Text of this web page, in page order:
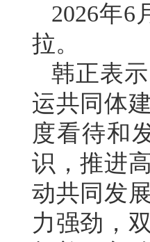
2026年6
拉。
韩正表
运共同体
度看待和
识，推进
动共同发
力强劲，